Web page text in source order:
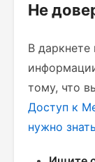
Не
В
тому, что
Доступ к
нужно знать